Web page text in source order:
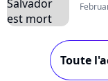
Toute